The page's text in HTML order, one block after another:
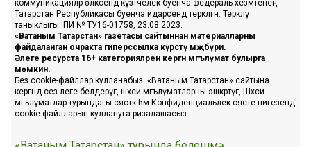
коммуникацияләр өлкәсендә күзәтчелек буенча федераль хезмәтенең
Татарстан Республикасы буенча идарәсендә теркәлгән. Теркәлү
таныклыгы: ПИ № ТУ16-01758, 23.08.2023.
«Ватаным Татарстан» газетасы сайтыннан материалларны
файдаланган очракта гиперссылка күрсәтү мәҗбүри.
Әлеге ресурста 16+ категорияләренә кергән мәгълүмат булырга
мөмкин.
Без cookie-файллар кулланабыз. «Ватаным Татарстан» сайтына
кергәндә сез әлеге белдерүгә, шәхси мәгълүматларны эшкәртүгә, Шәхси
мәгълүматлар турындагы сәясәткә һәм Конфиденциальлек сәясәте нигезендә
cookie файлларын куллануга ризалашасыз.